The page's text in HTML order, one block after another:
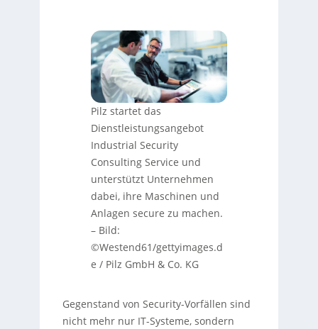
Pilz startet das
Dienstleistungsangebot
Industrial Security
Consulting Service und
unterstützt Unternehmen
dabei, ihre Maschinen und
Anlagen secure zu machen.
– Bild:
©Westend61/gettyimages.d
e / Pilz GmbH & Co. KG
Gegenstand von Security-Vorfällen sind
nicht mehr nur IT-Systeme, sondern